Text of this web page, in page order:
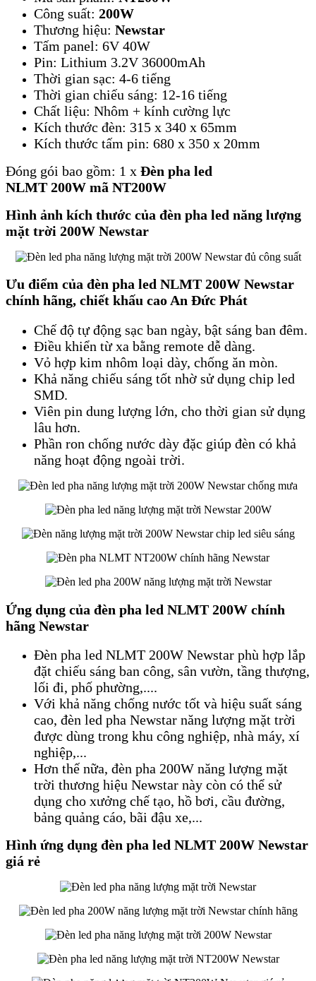
Công suất: 200W
Thương hiệu: Newstar
Tấm panel: 6V 40W
Pin: Lithium 3.2V 36000mAh
Thời gian sạc: 4-6 tiếng
Thời gian chiếu sáng: 12-16 tiếng
Chất liệu: Nhôm + kính cường lực
Kích thước đèn: 315 x 340 x 65mm
Kích thước tấm pin: 680 x 350 x 20mm
​Đóng gói bao gồm: 1 x Đèn pha led
NLMT 200W mã NT200W
Hình ảnh kích thước của đèn pha led năng lượng
mặt trời 200W Newstar
Ưu điểm của đèn pha led NLMT 200W Newstar
chính hãng, chiết khấu cao An Đức Phát
Chế độ tự động sạc ban ngày, bật sáng ban đêm.
Điều khiển từ xa bằng remote dễ dàng.
Vỏ hợp kim nhôm loại dày, chống ăn mòn.
Khả năng chiếu sáng tốt nhờ sử dụng chip led
SMD.
Viên pin dung lượng lớn, cho thời gian sử dụng
lâu hơn.
Phần ron chống nước dày đặc giúp đèn có khả
năng hoạt động ngoài trời.
Ứng dụng của đèn pha led NLMT 200W chính
hãng Newstar
Đèn pha led NLMT 200W Newstar phù hợp lắp
đặt chiếu sáng ban công, sân vườn, tầng thượng,
lối đi, phố phường,....
Với khả năng chống nước tốt và hiệu suất sáng
cao, đèn led pha Newstar năng lượng mặt trời
được dùng trong khu công nghiệp, nhà máy, xí
nghiệp,...
Hơn thế nữa, đèn pha 200W năng lượng mặt
trời thương hiệu Newstar này còn có thể sử
dụng cho xưởng chế tạo, hồ bơi, cầu đường,
bảng quảng cáo, bãi đậu xe,...
Hình ứng dụng đèn pha led NLMT 200W Newstar
giá rẻ